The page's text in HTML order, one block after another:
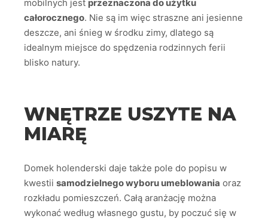
mobilnych jest przeznaczona do użytku
całorocznego. Nie są im więc straszne ani jesienne
deszcze, ani śnieg w środku zimy, dlatego są
idealnym miejsce do spędzenia rodzinnych ferii
blisko natury.
WNĘTRZE USZYTE NA
MIARĘ
Domek holenderski daje także pole do popisu w
kwestii samodzielnego wyboru umeblowania oraz
rozkładu pomieszczeń. Całą aranżację można
wykonać według własnego gustu, by poczuć się w